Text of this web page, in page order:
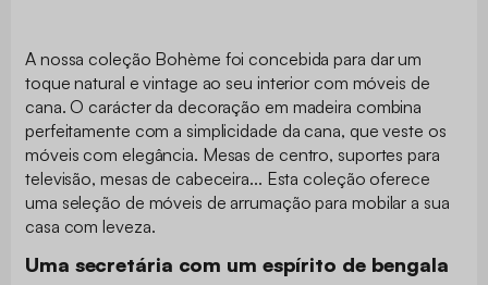
A nossa coleção Bohème foi concebida para dar um
toque natural e vintage ao seu interior com móveis de
cana. O carácter da decoração em madeira combina
perfeitamente com a simplicidade da cana, que veste os
móveis com elegância. Mesas de centro, suportes para
televisão, mesas de cabeceira... Esta coleção oferece
uma seleção de móveis de arrumação para mobilar a sua
casa com leveza.
Uma secretária com um espírito de bengala